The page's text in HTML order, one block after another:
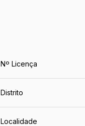
Nº Licença
Distrito
Localidade